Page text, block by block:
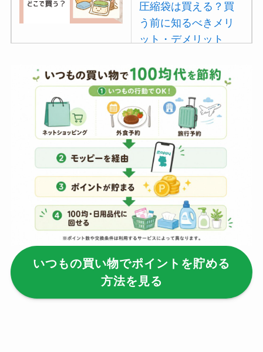
圧縮袋は買える？買
う前に知るべきメリ
ット・デメリット
【100均】ダイソー/
セリア等でポイズン
リムーバーは買え
る？使い方や選び方
を解説！
【100均】ダイソー/
セリア等でフロアラ
バーほうきは買え
る？選び方＆使い方
を徹底ガイド！
【100均】ダイソー/
セリア等でハンディ
ファンカバーは買え
いつもの買い物でポイントを貯める
方法を見る